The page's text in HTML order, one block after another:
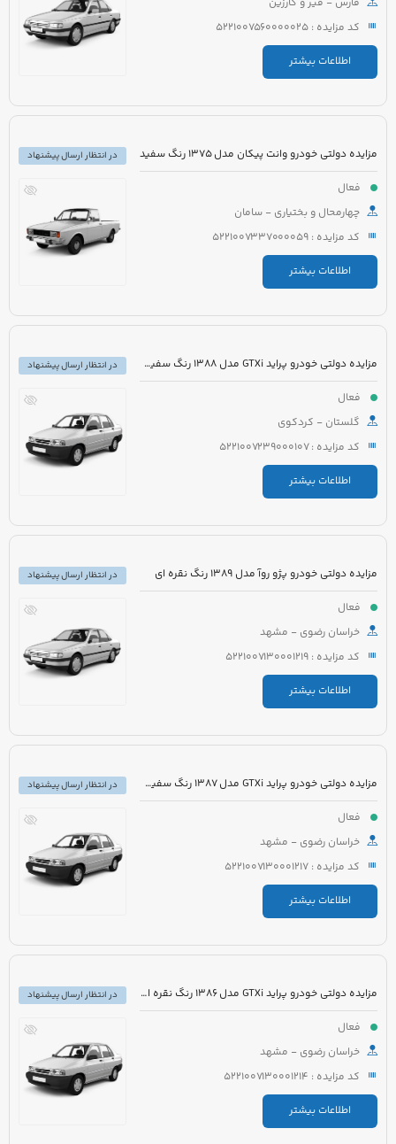
کد مزایده : 5221007560000025
اطلاعات بیشتر
مزایده دولتی خودرو وانت پیکان مدل 1375 رنگ سفید
فعال
چهارمحال و بختیاری - سامان
کد مزایده : 5221007337000059
اطلاعات بیشتر
در انتظار ارسال پیشنهاد
مزایده دولتی خودرو پراید GTXi مدل 1388 رنگ سفید روغنی
فعال
گلستان - کردکوی
کد مزایده : 5221007239000107
اطلاعات بیشتر
در انتظار ارسال پیشنهاد
مزایده دولتی خودرو پژو روآ مدل 1389 رنگ نقره ای
فعال
خراسان رضوی - مشهد
کد مزایده : 5221007130001219
اطلاعات بیشتر
در انتظار ارسال پیشنهاد
مزایده دولتی خودرو پراید GTXi مدل 1387 رنگ سفید روغنی
فعال
خراسان رضوی - مشهد
کد مزایده : 5221007130001217
اطلاعات بیشتر
در انتظار ارسال پیشنهاد
مزایده دولتی خودرو پراید GTXi مدل 1386 رنگ نقره ای متالیک
فعال
خراسان رضوی - مشهد
کد مزایده : 5221007130001214
اطلاعات بیشتر
در انتظار ارسال پیشنهاد